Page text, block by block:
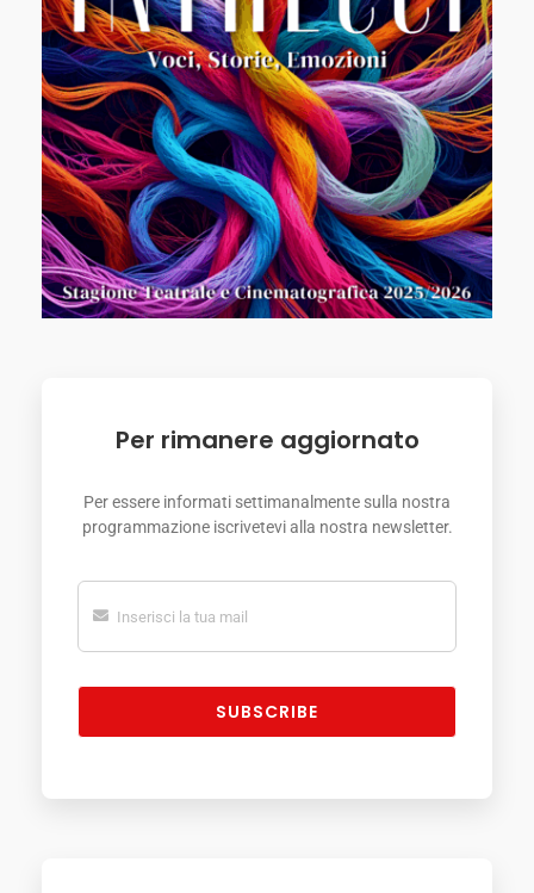
Per rimanere aggiornato
Per essere informati settimanalmente sulla nostra
programmazione iscrivetevi alla nostra newsletter.
SUBSCRIBE